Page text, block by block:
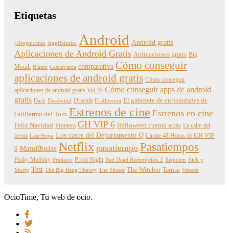
Etiquetas
(Des)encanto AggRetsuko Android Android gratis
Aplicaciones de Android Gratis Aplicaciones gratis Big
Mouth Blame Castlevania comparativa Cómo conseguir
aplicaciones de android gratis Cómo conseguir
aplicaciones de android gratis Vol 35 Cómo conseguir apps de android
gratis Dark Deadwind Dracula El Alienista El gabinete de curiosidades de
Guillermo del Toro Estrenos de cine Estrenos en cine
Feliz Navidad Frontera GH VIP 6 Halloween cuenta atrás La calle del
terror Last Hope Los casos del Departamento Q Límite 48 Horas de GH VIP
6 Mandíbulas Netflix pasatiempo Pasatiempos
Pinky Malinky Predator Prom Night Red Dead Redemption 2 Requiem Rick y
Morty Test The Big Bang Theory The Sinner The Witcher Torrent Venom
OcioTime, Tu web de ocio.